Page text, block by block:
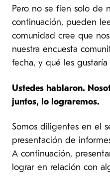
Pero no se fíen solo de
continuación, pueden
comunidad cree que
nuestra encuesta
fecha, y qué les
Ustedes hablaron.
juntos, lo lograremos.
Somos diligentes en el
presentación de
A continuación,
lograr en relación con